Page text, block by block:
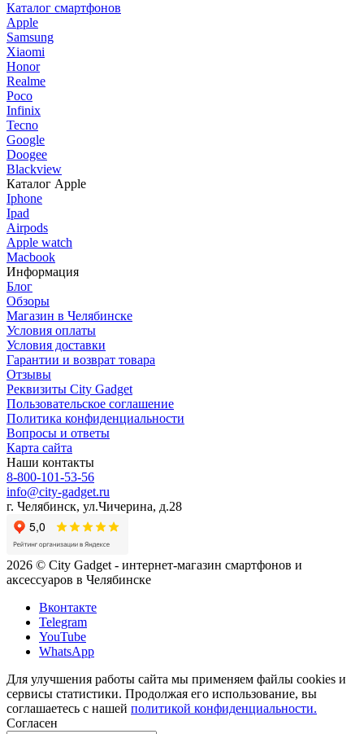
Каталог смартфонов
Apple
Samsung
Xiaomi
Honor
Realme
Poco
Infinix
Tecno
Google
Doogee
Blackview
Каталог Apple
Iphone
Ipad
Airpods
Apple watch
Macbook
Информация
Блог
Обзоры
Магазин в Челябинске
Условия оплаты
Условия доставки
Гарантии и возврат товара
Отзывы
Реквизиты City Gadget
Пользовательское соглашение
Политика конфиденциальности
Вопросы и ответы
Карта сайта
Наши контакты
8-800-101-53-56
info@city-gadget.ru
г. Челябинск, ул.Чичерина, д.28
2026 © City Gadget - интернет-магазин смартфонов и
аксессуаров в Челябинске
Вконтакте
Telegram
YouTube
WhatsApp
Для улучшения работы сайта мы применяем файлы cookies и
сервисы статистики. Продолжая его использование, вы
соглашаетесь с нашей политикой конфиденциальности.
Согласен